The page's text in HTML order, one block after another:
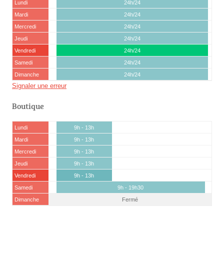
Lundi
24h/24
Mardi
24h/24
Mercredi
24h/24
Jeudi
24h/24
Vendredi
24h/24
Samedi
24h/24
Dimanche
24h/24
Signaler une erreur
Boutique
Lundi
9h - 13h
Mardi
9h - 13h
Mercredi
9h - 13h
Jeudi
9h - 13h
Vendredi
9h - 13h
Samedi
9h - 19h30
Dimanche
Fermé